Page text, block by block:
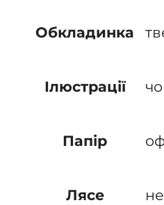
Обкладинка
Ілюстрації
Папір
Лясе